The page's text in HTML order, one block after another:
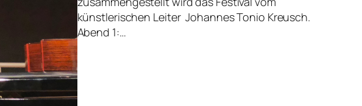
künstlerischen Leiter Johannes Tonio Kreusch.
Abend 1:…